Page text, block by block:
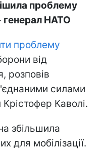
проблему
генерал НАТО
проблему
від
розповів
силами
Каволі.
збільшила
для мобілізації.